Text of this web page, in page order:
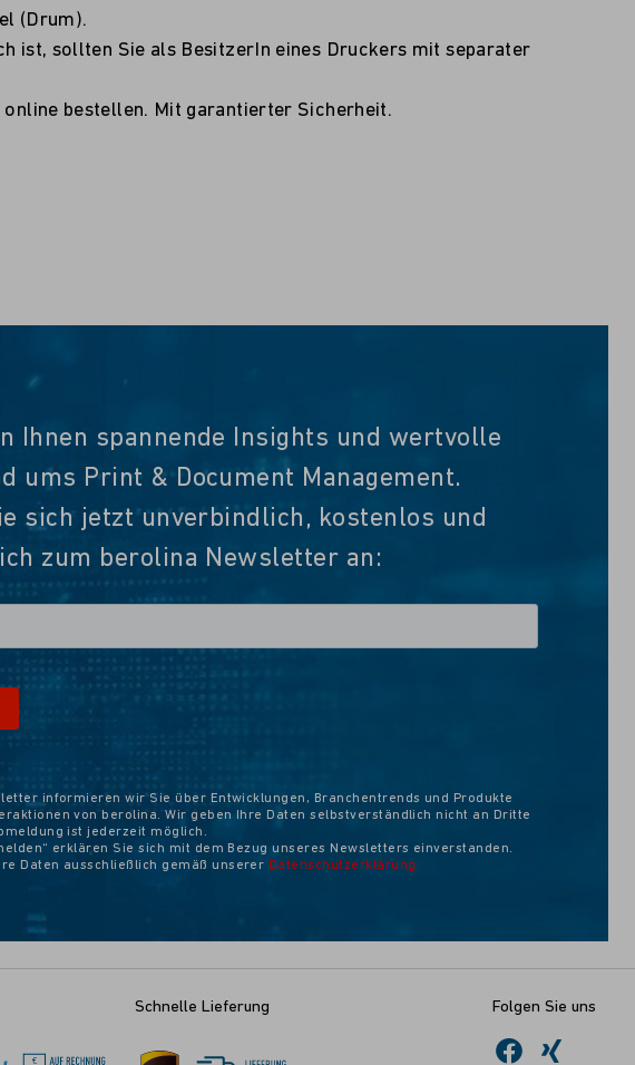
(Drum).
ist, sollten Sie als BesitzerIn eines Druckers mit separater
bestellen. Mit garantierter Sicherheit.
Ihnen spannende Insights und wertvolle
ums Print & Document Management.
sich jetzt unverbindlich, kostenlos und
zum berolina Newsletter an:
informieren wir Sie über Entwicklungen, Branchentrends und Produkte
von berolina. Wir geben Ihre Daten selbstverständlich nicht an Dritte
ist jederzeit möglich.
erklären Sie sich mit dem Bezug unseres Newsletters einverstanden.
Daten ausschließlich gemäß unserer Datenschutzerklärung
Schnelle Lieferung Folgen Sie uns